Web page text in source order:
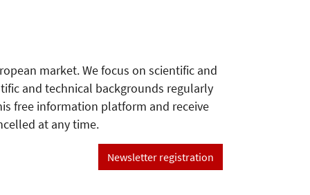
market. We focus on scientific and
and technical backgrounds regularly
free information platform and receive
at any time.
Newsletter registration